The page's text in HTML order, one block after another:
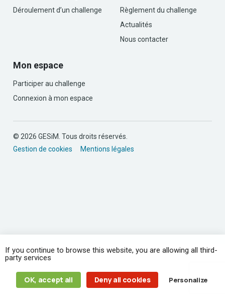
Déroulement d’un challenge
Règlement du challenge
Actualités
Nous contacter
Mon espace
Participer au challenge
Connexion à mon espace
© 2026 GESiM. Tous droits réservés.
Gestion de cookies
Mentions légales
If you continue to browse this website, you are allowing all third-
party services
OK, accept all Deny all cookies Personalize